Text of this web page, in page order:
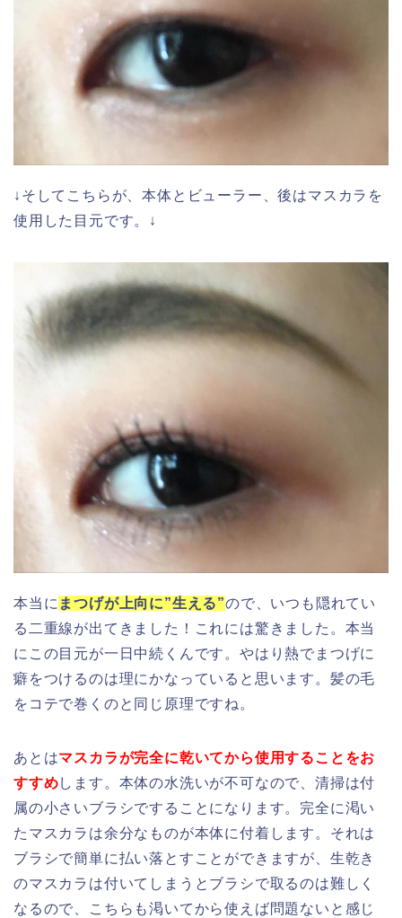
↓そしてこちらが、本体とビューラー、後はマスカラを
使用した目元です。↓
本当に まつげが上向に”生える”ので、いつも隠れてい
る二重線が出てきました！これには驚きました。本当
にこの目元が一日中続くんです。やはり熱でまつげに
癖をつけるのは理にかなっていると思います。髪の毛
をコテで巻くのと同じ原理ですね。
あとはマスカラが完全に乾いてから使用することをお
すすめします。本体の水洗いが不可なので、清掃は付
属の小さいブラシですることになります。完全に渇い
たマスカラは余分なものが本体に付着します。それは
ブラシで簡単に払い落とすことができますが、生乾き
のマスカラは付いてしまうとブラシで取るのは難しく
なるので、こちらも渇いてから使えば問題ないと感じ